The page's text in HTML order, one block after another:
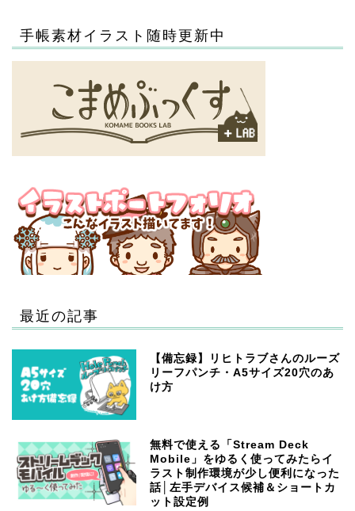
手帳素材イラスト随時更新中
最近の記事
【備忘録】リヒトラブさんのルーズ
リーフパンチ・A5サイズ20穴のあ
け方
無料で使える「Stream Deck
Mobile」をゆるく使ってみたらイ
ラスト制作環境が少し便利になった
話│左手デバイス候補＆ショートカ
ット設定例